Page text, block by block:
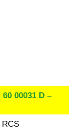
00031 D –
RCS